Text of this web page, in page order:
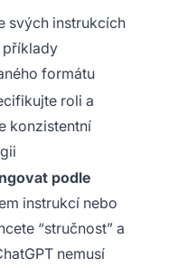
svých instrukcích
příklady
formátu
roli a
konzistentní
podle
instrukcí nebo
“stručnost” a
nemusí